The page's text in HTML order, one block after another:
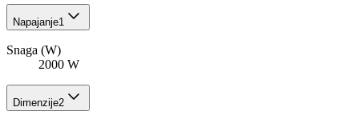
Napajanje1
Snaga (W)
2000 W
Dimenzije2